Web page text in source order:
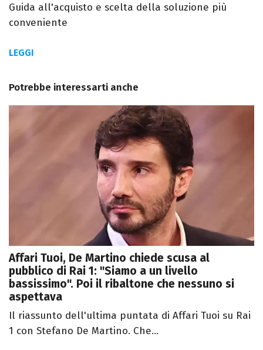
Guida all'acquisto e scelta della soluzione più
conveniente
LEGGI
Potrebbe interessarti anche
Affari Tuoi, De Martino chiede scusa al
pubblico di Rai 1: "Siamo a un livello
bassissimo". Poi il ribaltone che nessuno si
aspettava
Il riassunto dell'ultima puntata di Affari Tuoi su Rai
1 con Stefano De Martino. Che...